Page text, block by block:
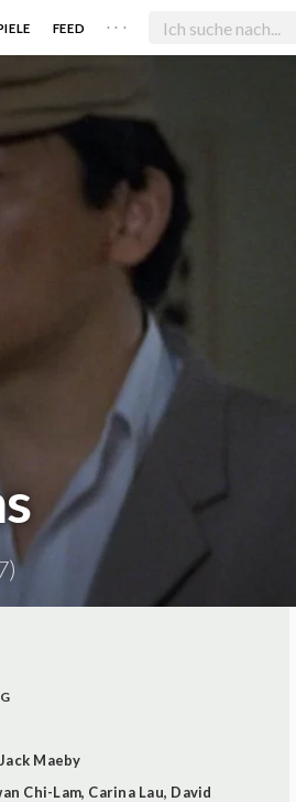
FEED . . .
Jack Maeby
Chi-Lam, Carina Lau, David